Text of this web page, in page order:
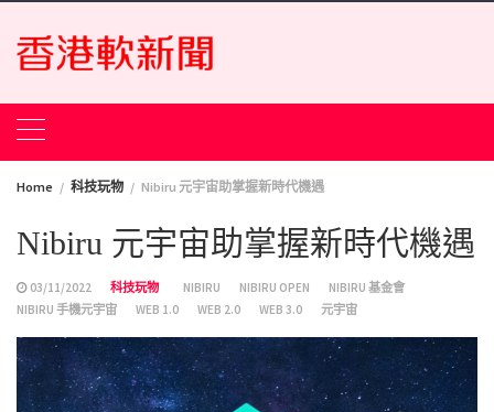
Skip
content
Home 科技玩物 Nibiru 元宇宙助掌握新時代機遇
Nibiru 元宇宙助掌握新時代機遇
03/11/2022 科技玩物 NIBIRU NIBIRU OPEN
NIBIRU 基金會
NIBIRU 手機元宇宙
WEB 1.0 WEB 2.0 WEB 3.0 元宇宙